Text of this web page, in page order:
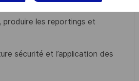
les reportings et
sécurité et l’application des